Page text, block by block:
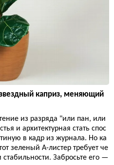
каприз, меняющий
из разряда "или пан, или
и архитектурная стать спос
в кадр из журнала. Но ка
зеленый А-листер требует че
стабильности. Забросьте его —